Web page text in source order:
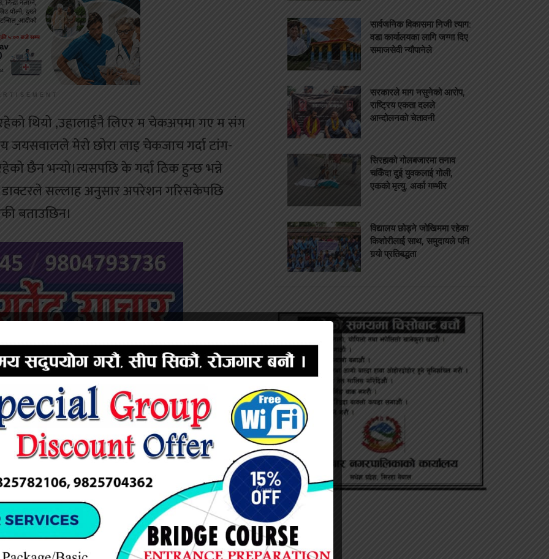
थियो ,उहालाईनै लिएर म चेकअपमा गए म संग
जयसवालले मेरो छोरा लाइ चेकजाच गर्दा टांग-
छैन भन्यो।त्यसपछि के गर्दा ठिक हुन्छ भन्ने
डाक्टरले सल्लाह अनुसार अपरेशन गरिसकेपछि
बताउछिन।
सार्वजनिक विकासमा निजी त्याग:
वडा कार्यालयका लागि जग्गा दिए
समाजसेवी न्यौपानेले
सरकारले माग नसुनेको आरोप,
राष्ट्रिय एकता दलले
आन्दोलनको चेतावनी
सिरहाको गोलबजारमा तनाव
चर्किँदा दुई युवकलाई गोली,
एकको मृत्यु, अर्का गम्भीर
विद्यालय छोड्ने जोखिममा रहेका
किशोरीलाई साथ, समुदायले पनि
गर्‍यो प्रतिबद्धता